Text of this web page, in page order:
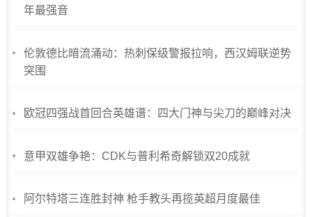
年最强音
伦敦德比暗流涌动：热刺保级警报拉响，西汉姆联逆势
突围
欧冠四强战首回合英雄谱：四大门神与尖刀的巅峰对决
意甲双雄争艳：CDK与普利希奇解锁双20成就
阿尔特塔三连胜封神 枪手教头再揽英超月度最佳